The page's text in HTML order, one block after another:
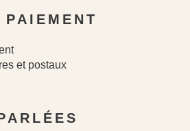
et postaux